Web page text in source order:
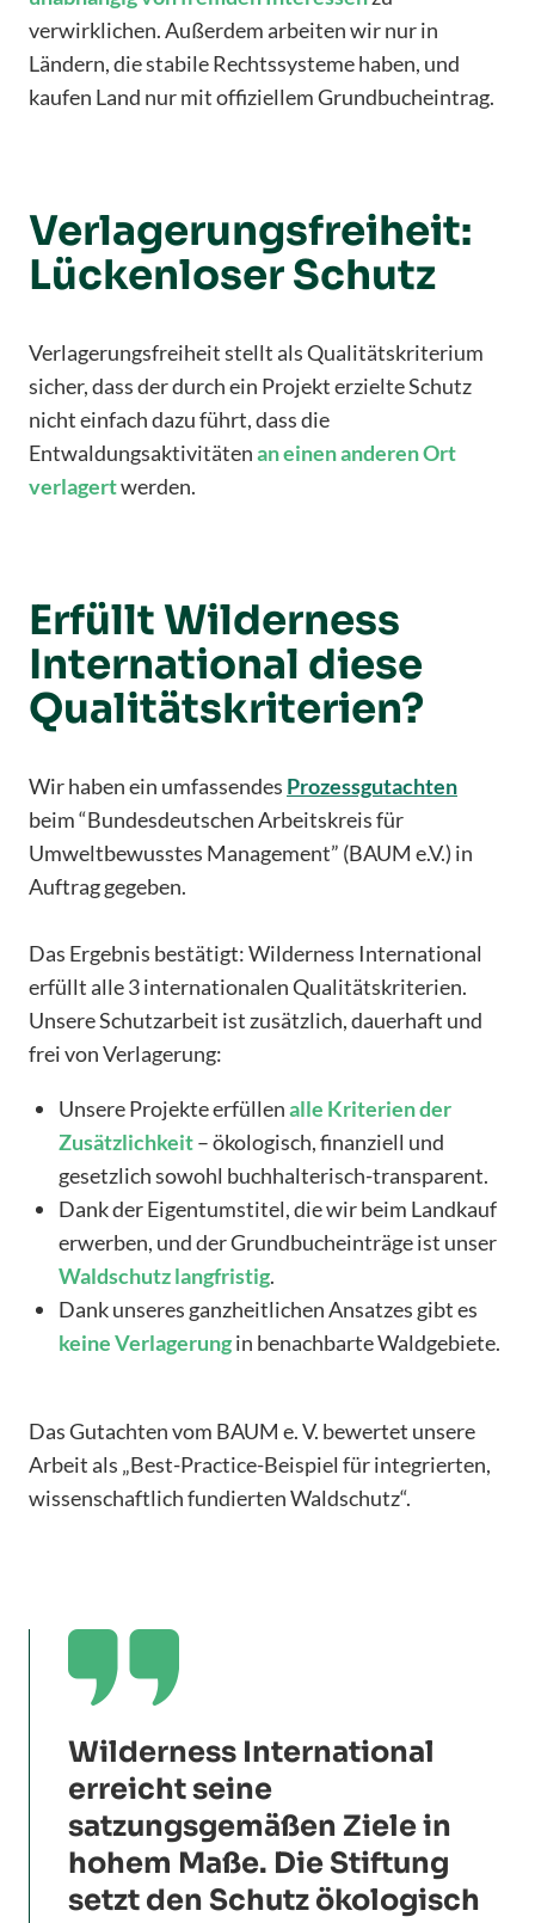
verwirklichen. Außerdem arbeiten wir nur in
Ländern, die stabile Rechtssysteme haben, und
kaufen Land nur mit offiziellem Grundbucheintrag.
Verlagerungsfreiheit:
Lückenloser Schutz
Verlagerungsfreiheit stellt als Qualitätskriterium
sicher, dass der durch ein Projekt erzielte Schutz
nicht einfach dazu führt, dass die
Entwaldungsaktivitätenan einen anderen Ort
verlagertwerden.
Erfüllt Wilderness
International diese
Qualitätskriterien?
Wir haben ein umfassendes Prozessgutachten
beim “Bundesdeutschen Arbeitskreis für
Umweltbewusstes Management” (BAUM e.V.) in
Auftrag gegeben.
Das Ergebnis bestätigt: Wilderness International
erfüllt alle 3 internationalen Qualitätskriterien.
Unsere Schutzarbeit ist zusätzlich, dauerhaft und
frei von Verlagerung:
Unsere Projekte erfüllenalle Kriteriender
Zusätzlichkeit– ökologisch, finanziell und
gesetzlich sowohl buchhalterisch-transparent.
Dank der Eigentumstitel, die wir beim Landkauf
erwerben, und der Grundbucheinträge ist unser
Waldschutzlangfristig.
Dank unseres ganzheitlichen Ansatzes gibt es
keineVerlagerungin benachbarte Waldgebiete.
Das Gutachten vom BAUM e. V. bewertet unsere
Arbeit als „Best-Practice-Beispiel für integrierten,
wissenschaftlich fundierten Waldschutz“.

Wilderness International
erreicht seine
satzungsgemäßen Ziele in
hohem Maße. Die Stiftung
setzt den Schutz ökologisch